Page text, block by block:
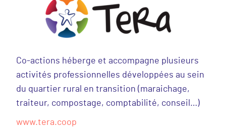
Co-actions héberge et accompagne plusieurs
activités professionnelles développées au sein
du quartier rural en transition (maraichage,
traiteur, compostage, comptabilité, conseil…)
www.tera.coop